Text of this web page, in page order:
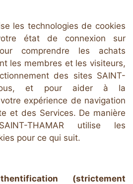
les technologies de cookies
état de connexion sur
comprendre les achats
les membres et les visiteurs,
des sites SAINT-
et pour aider à la
expérience de navigation
et des Services. De manière
THAMAR utilise les
pour ce qui suit.
(strictement